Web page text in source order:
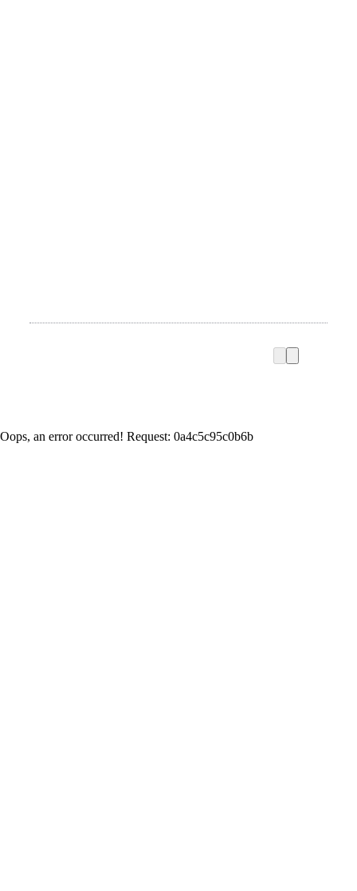
Oops, an error occurred! Request: 0a4c5c95c0b6b